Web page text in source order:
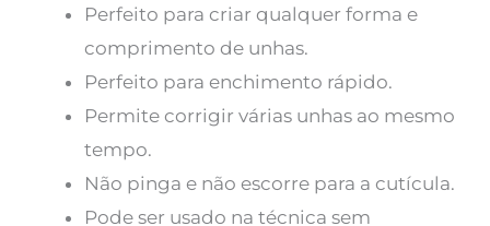
Perfeito para criar qualquer forma e
comprimento de unhas.
Perfeito para enchimento rápido.
Permite corrigir várias unhas ao mesmo
tempo.
Não pinga e não escorre para a cutícula.
Pode ser usado na técnica sem